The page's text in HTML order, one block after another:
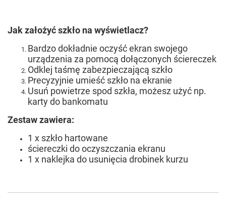
Jak założyć szkło na wyświetlacz?
Bardzo dokładnie oczyść ekran swojego
urządzenia za pomocą dołączonych ściereczek
Odklej taśmę zabezpieczającą szkło
Precyzyjnie umieść szkło na ekranie
Usuń powietrze spod szkła, możesz użyć np.
karty do bankomatu
Zestaw zawiera:
1 x szkło hartowane
ściereczki do oczyszczania ekranu
1 x naklejka do usunięcia drobinek kurzu